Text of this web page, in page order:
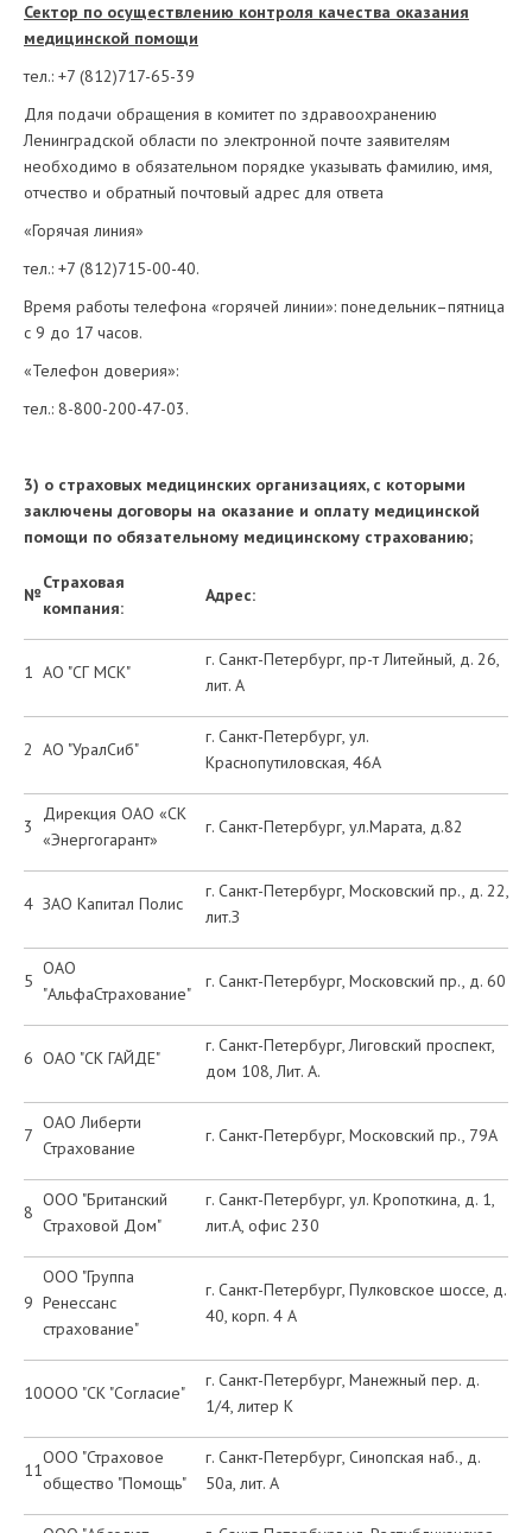
Сектор по осуществлению контроля качества оказания
медицинской помощи
тел.: +7 (812)717-65-39
Для подачи обращения в комитет по здравоохранению
Ленинградской области по электронной почте заявителям
необходимо в обязательном порядке указывать фамилию, имя,
отчество и обратный почтовый адрес для ответа
«Горячая линия»
тел.: +7 (812)715-00-40.
Время работы телефона «горячей линии»: понедельник–пятница
с 9 до 17 часов.
«Телефон доверия»:
тел.: 8-800-200-47-03.
3) о страховых медицинских организациях, с которыми
заключены договоры на оказание и оплату медицинской
помощи по обязательному медицинскому страхованию;
№
Страховая
компания:
Адрес:
1 АО "СГ МСК"
г. Санкт-Петербург, пр-т Литейный, д. 26,
лит. А
2 АО "УралСиб"
г. Санкт-Петербург, ул.
Краснопутиловская, 46А
3
Дирекция ОАО «СК
«Энергогарант»
г. Санкт-Петербург, ул.Марата, д.82
4 ЗАО Капитал Полис
г. Санкт-Петербург, Московский пр., д. 22,
лит.З
5
ОАО
"АльфаСтрахование"
г. Санкт-Петербург, Московский пр., д. 60
6 ОАО "СК ГАЙДЕ"
г. Санкт-Петербург, Лиговский проспект,
дом 108, Лит. А.
7
ОАО Либерти
Страхование
г. Санкт-Петербург, Московский пр., 79А
8
ООО "Британский
Страховой Дом"
г. Санкт-Петербург, ул. Кропоткина, д. 1,
лит.А, офис 230
9
ООО "Группа
Ренессанс
страхование"
г. Санкт-Петербург, Пулковское шоссе, д.
40, корп. 4 А
10ООО "СК "Согласие"
г. Санкт-Петербург, Манежный пер. д.
1/4, литер К
11
ООО "Страховое
общество "Помощь"
г. Санкт-Петербург, Синопская наб., д.
50а, лит. А